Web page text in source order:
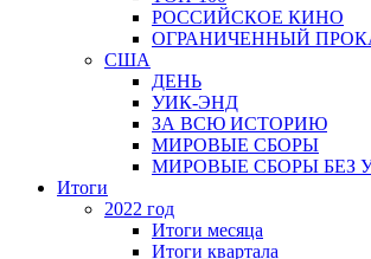
РОССИЙСКОЕ КИНО
ОГРАНИЧЕННЫЙ
США
ДЕНЬ
УИК-ЭНД
ЗА ВСЮ ИСТОРИЮ
МИРОВЫЕ СБОРЫ
МИРОВЫЕ СБОРЫ БЕЗ
Итоги
2022 год
Итоги месяца
Итоги квартала